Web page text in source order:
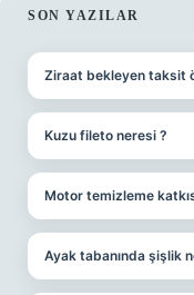
SON YAZILAR
Ziraat bekleyen taksit
Kuzu fileto neresi ?
Motor temizleme
Ayak tabanında şişlik